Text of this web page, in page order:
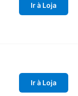
Ir à Loja
Ir à Loja